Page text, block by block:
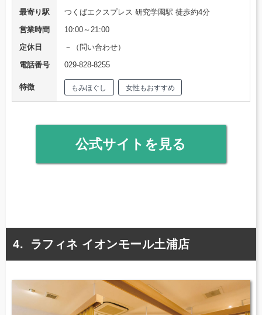
最寄り駅
つくばエクスプレス 研究学園駅 徒歩約4分
営業時間
10:00～21:00
定休日
－（問い合わせ）
電話番号
029-828-8255
特徴 もみほぐし 女性もおすすめ
公式サイトを見る
ラフィネ イオンモール土浦店